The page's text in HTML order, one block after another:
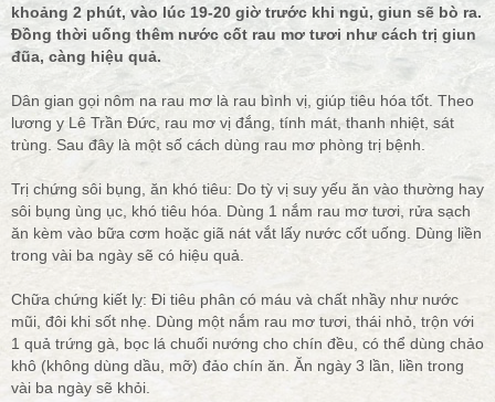
khoảng 2 phút, vào lúc 19-20 giờ trước khi ngủ, giun sẽ bò ra.
Đồng thời uống thêm nước cốt rau mơ tươi như cách trị giun
đũa, càng hiệu quả.
Dân gian gọi nôm na rau mơ là rau bình vị, giúp tiêu hóa tốt. Theo
lương y Lê Trần Đức, rau mơ vị đắng, tính mát, thanh nhiệt, sát
trùng. Sau đây là một số cách dùng rau mơ phòng trị bệnh.
Trị chứng sôi bụng, ăn khó tiêu: Do tỳ vị suy yếu ăn vào thường hay
sôi bụng ùng ục, khó tiêu hóa. Dùng 1 nắm rau mơ tươi, rửa sạch
ăn kèm vào bữa cơm hoặc giã nát vắt lấy nước cốt uống. Dùng liền
trong vài ba ngày sẽ có hiệu quả.
Chữa chứng kiết lỵ: Đi tiêu phân có máu và chất nhầy như nước
mũi, đôi khi sốt nhẹ. Dùng một nắm rau mơ tươi, thái nhỏ, trộn với
1 quả trứng gà, bọc lá chuối nướng cho chín đều, có thể dùng chảo
khô (không dùng dầu, mỡ) đảo chín ăn. Ăn ngày 3 lần, liền trong
vài ba ngày sẽ khỏi.